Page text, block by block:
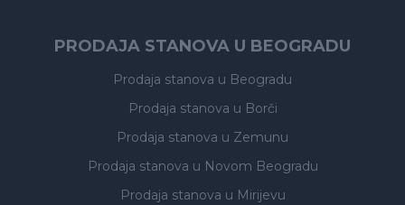
PRODAJA STANOVA U BEOGRADU
Prodaja stanova u Beogradu
Prodaja stanova u Borči
Prodaja stanova u Zemunu
Prodaja stanova u Novom Beogradu
Prodaja stanova u Mirijevu